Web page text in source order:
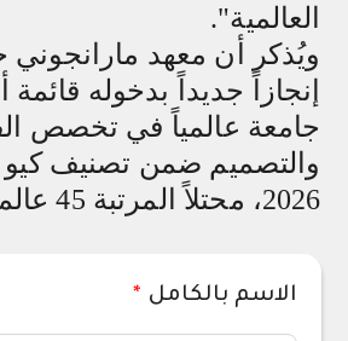
العالمية".
ويُذكر أن معهد مارانجوني
جامعة عالمياً في تخصص
والتصميم ضمن تصنيف
2026، محتلاً المرتبة 45 عالمياً.
الاسم بالكامل *